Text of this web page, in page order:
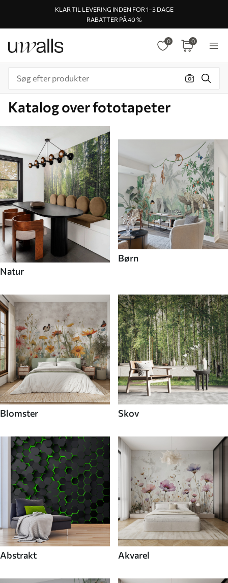
KLAR TIL LEVERING INDEN FOR 1–3 DAGE
RABATTER PÅ 40 %
0 0
Katalog over fototapeter
Natur
Børn
Blomster Skov
Abstrakt Akvarel